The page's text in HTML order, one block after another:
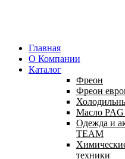
Главная
О Компании
Каталог
Фреон
Фреон
Масло PAG
Одежда и
TEAM
техники